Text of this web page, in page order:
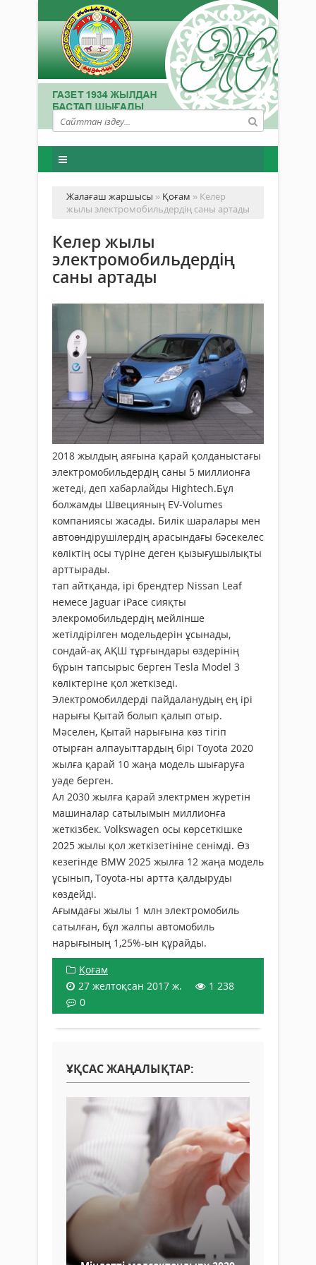
Жалағаш жаршысы » Қоғам » Келер
жылы электромобильдердің саны артады
Келер жылы
электромобильдердің
саны артады
2018 жылдың аяғына қарай қолданыстағы
электромобильдердің саны 5 миллионға
жетеді, деп хабарлайды Hightech.Бұл
болжамды Швецияның EV-Volumes
компаниясы жасады. Билік шаралары мен
автоөндірушілердің арасындағы бәсекелес
көліктің осы түріне деген қызығушылықты
арттырады.
тап айтқанда, ірі брендтер Nissan Leaf
немесе Jaguar iPace сияқты
элекромобильдердің мейлінше
жетілдірілген модельдерін ұсынады,
сондай-ақ АҚШ тұрғындары өздерінің
бұрын тапсырыс берген Tesla Model 3
көліктеріне қол жеткізеді.
Электромобилдерді пайдаланудың ең ірі
нарығы Қытай болып қалып отыр.
Мәселен, Қытай нарығына көз тігіп
отырған алпауыттардың бірі Toyota 2020
жылға қарай 10 жаңа модель шығаруға
уәде берген.
Ал 2030 жылға қарай электрмен жүретін
машиналар сатылымын миллионға
жеткізбек. Volkswagen осы көрсеткішке
2025 жылы қол жеткізетініне сенімді. Өз
кезегінде BMW 2025 жылға 12 жаңа модель
ұсынып, Toyota-ны артта қалдыруды
көздейді.
Ағымдағы жылы 1 млн электромобиль
сатылған, бұл жалпы автомобиль
нарығының 1,25%-ын құрайды.
Қоғам
27 желтоқсан 2017 ж.
1 238
0
ҰҚСАС ЖАҢАЛЫҚТАР: